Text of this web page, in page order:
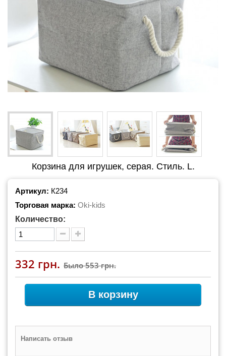
Корзина для игрушек, серая. Стиль. L.
Артикул: К234
Торговая марка: Oki-kids
Количество:
332 грн. Было553 грн.
В корзину
Написать отзыв